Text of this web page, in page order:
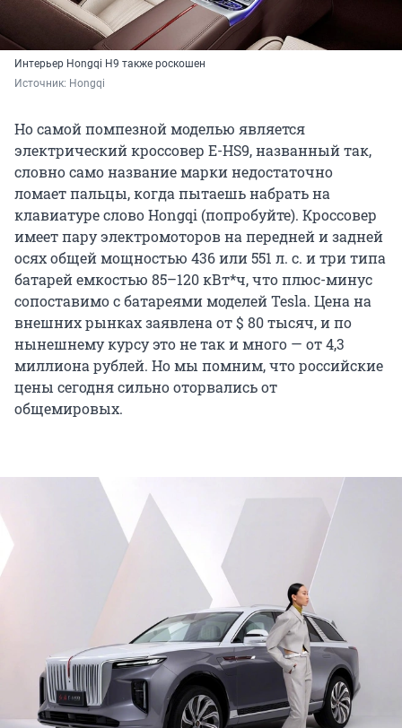
Интерьер Hongqi H9 также роскошен
Источник: Hongqi
Но самой помпезной моделью является
электрический кроссовер E-HS9, названный так,
словно само название марки недостаточно
ломает пальцы, когда пытаешь набрать на
клавиатуре слово Hongqi (попробуйте). Кроссовер
имеет пару электромоторов на передней и задней
осях общей мощностью 436 или 551 л. с. и три типа
батарей емкостью 85–120 кВт*ч, что плюс-минус
сопоставимо с батареями моделей Tesla. Цена на
внешних рынках заявлена от $ 80 тысяч, и по
нынешнему курсу это не так и много — от 4,3
миллиона рублей. Но мы помним, что российские
цены сегодня сильно оторвались от
общемировых.